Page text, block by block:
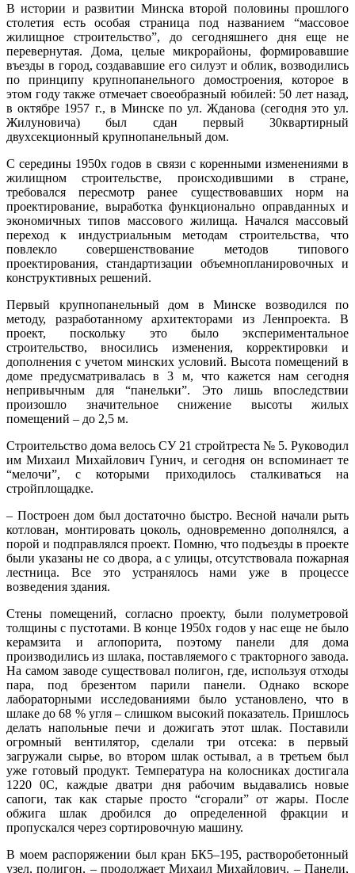
В истории и развитии Минска второй половины прошлого
столетия есть особая страница под названием “массовое
жилищное строительство”, до сегодняшнего дня еще не
перевернутая. Дома, целые микрорайоны, формировавшие
въезды в город, создававшие его силуэт и облик, возводились
по принципу крупнопанельного домостроения, которое в
этом году также отмечает своеобразный юбилей: 50 лет назад,
в октябре 1957 г., в Минске по ул. Жданова (сегодня это ул.
Жилуновича) был сдан первый 30квартирный
двухсекционный крупнопанельный дом.
С середины 1950х годов в связи с коренными изменениями в
жилищном строитель­стве, происходившими в стране,
требовался пересмотр ранее существовавших норм на
проектирование, выработка функционально оправданных и
экономичных типов массового жилища. Начался массовый
переход к индустриальным методам строительства, что
повлекло совершенствование методов типового
проектирования, стандартизации объемно­планировочных и
конструктивных решений.
Первый крупнопанельный дом в Минске возводился по
методу, разработанному архитекторами из Ленпроекта. В
проект, поскольку это было экспериментальное
строительство, вносились изменения, корректировки и
дополнения с учетом минских условий. Высота помещений в
доме предусматривалась в 3 м, что кажется нам сегодня
непривычным для “панельки”. Это лишь впоследствии
произошло значительное снижение высоты жилых
помещений – до 2,5 м.
Строительство дома велось СУ 21 стройтреста № 5. Руководил
им Михаил Михайлович Гунич, и сегодня он вспоминает те
“мелочи”, с которыми приходилось сталкиваться на
стройплощадке.
– Построен дом был достаточно быстро. Весной начали рыть
котлован, монтировать цоколь, одновременно дополнялся, а
порой и подправлялся проект. Помню, что подъезды в проекте
были указаны не со двора, а с улицы, отсутствовала пожарная
лестница. Все это устранялось нами уже в процессе
возведения здания.
Стены помещений, согласно проекту, были полуметровой
толщины с пустотами. В конце 1950х годов у нас еще не было
керамзита и аглопорита, поэтому панели для дома
производились из шлака, поставляемого с тракторного завода.
На самом заводе существовал полигон, где, используя отходы
пара, под брезентом парили панели. Однако вскоре
лабораторными исследованиями было установлено, что в
шлаке до 68 % угля – слишком высокий показатель. Пришлось
делать напольные печи и дожигать этот шлак. Поставили
огромный вентилятор, сделали три отсека: в первый
загружали сырье, во втором шлак остывал, а в третьем был
уже готовый продукт. Температура на колосниках достигала
1220 0С, каждые два­три дня рабочим выдавались новые
сапоги, так как старые просто “сгорали” от жары. После
обжига шлак дробился до определенной фракции и
пропускался через сортировочную машину.
В моем распоряжении был кран БК5–195, растворобетонный
узел, полигон, – продолжает Михаил Михайлович. – Панели,